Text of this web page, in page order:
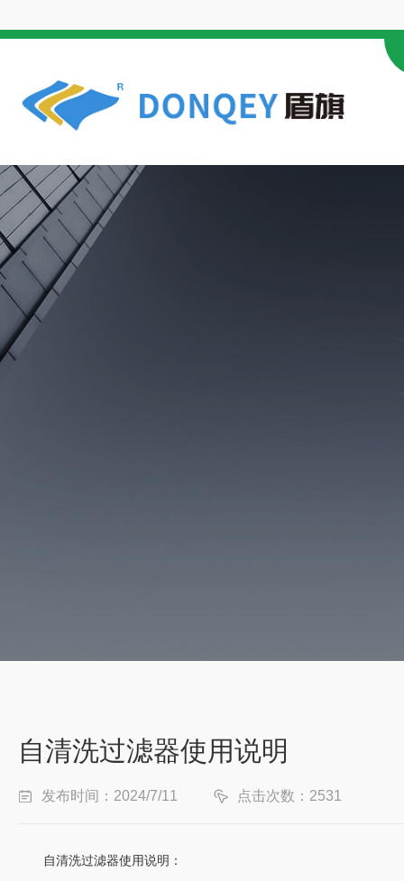
自清洗过滤器使用说明
发布时间：2024/7/11 点击次数：2531
自清洗过滤器使用说明：